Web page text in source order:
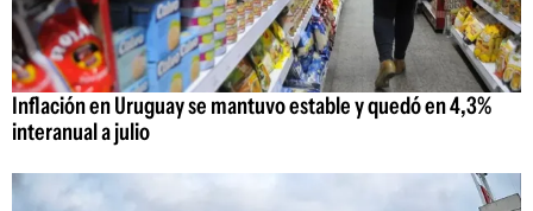
Inflación en Uruguay se mantuvo estable y quedó en 4,3%
interanual a julio